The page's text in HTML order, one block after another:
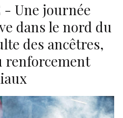
- Une journée
dans le nord du
des ancêtres,
renforcement